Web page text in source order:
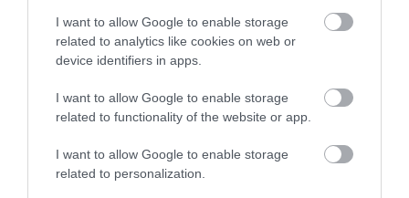
I want to allow Google to enable storage
related to analytics like cookies on web or
device identifiers in apps.
I want to allow Google to enable storage
related to functionality of the website or app.
I want to allow Google to enable storage
related to personalization.
ÉLETSTÍLUS
Megtalálnád térképen 2026 legboldogabb városát?
Mitől szerethető igazán egy város? A kulturális programok, a
zöldterületek, az izgalmas városrészek és a pezsgő gasztronómia
sokat számítanak, végül mégis az a döntő, hogyan érzik magukat